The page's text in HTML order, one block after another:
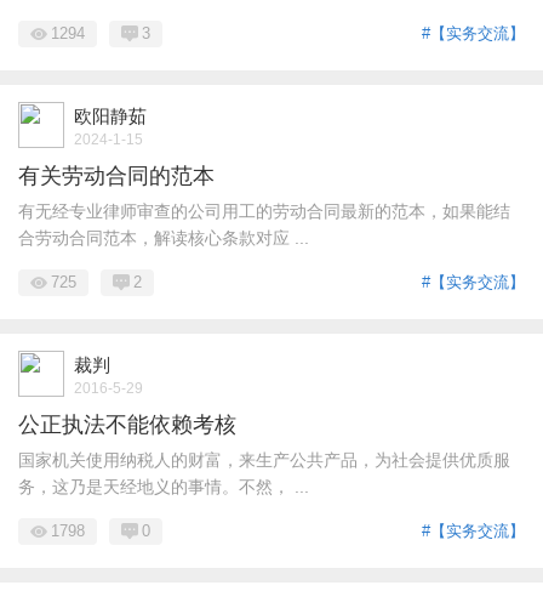
#【实务交流】
1294 3
欧阳静茹
2024-1-15
有关劳动合同的范本
有无经专业律师审查的公司用工的劳动合同最新的范本，如果能结
合劳动合同范本，解读核心条款对应 ...
#【实务交流】
725 2
裁判
2016-5-29
公正执法不能依赖考核
国家机关使用纳税人的财富，来生产公共产品，为社会提供优质服
务，这乃是天经地义的事情。不然， ...
#【实务交流】
1798 0